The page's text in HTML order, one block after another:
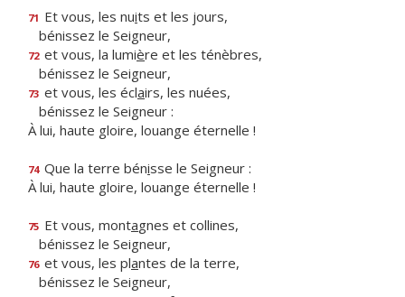
71 Et vous, les nuits et les jours,
bénissez le Seigneur,
72 et vous, la lumière et les ténèbres,
bénissez le Seigneur,
73 et vous, les éclairs, les nuées,
bénissez le Seigneur :
À lui, haute gloire, louange éternelle !
74 Que la terre bénisse le Seigneur :
À lui, haute gloire, louange éternelle !
75 Et vous, montagnes et collines,
bénissez le Seigneur,
76 et vous, les plantes de la terre,
bénissez le Seigneur,